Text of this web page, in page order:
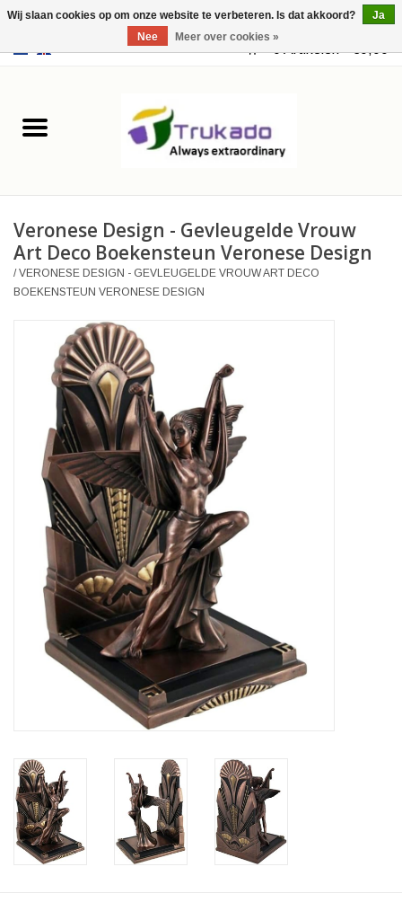
USD 0 Artikelen - €0,00
Leer
Merchandise
Retro Vintage
Gothic Steampunk
Tassen
Veronese Design
Giftware & Lifestyle &
Collectables
Bezoek ons
Nieuw
Aanbiedingen
Veronese Design - Gevleugelde Vrouw
Art Deco Boekensteun Veronese Design
/VERONESE DESIGN - GEVLEUGELDE VROUW ART DECO
BOEKENSTEUN VERONESE DESIGN
Wij slaan cookies op om onze website te verbeteren. Is dat akkoord?
Ja
Nee
Meer over cookies »